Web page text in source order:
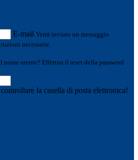
E-mail Verrà inviato un messaggio
necessarie.
nome utente? Effettua il reset della password
la casella di posta elettronica!